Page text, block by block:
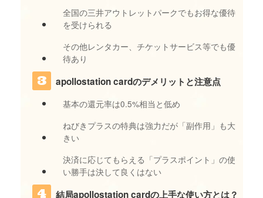
全国の三井アウトレットパークでもお得な優待
を受けられる
その他レンタカー、チケットサービス等でも優
待あり
apollostation cardのデメリットと注意点
基本の還元率は0.5%相当と低め
ねびきプラスの特典は強力だが「副作用」も大
きい
決済に応じてもらえる「プラスポイント」の使
い勝手は決して良くはない
結局apollostation cardの上手な使い方とは？